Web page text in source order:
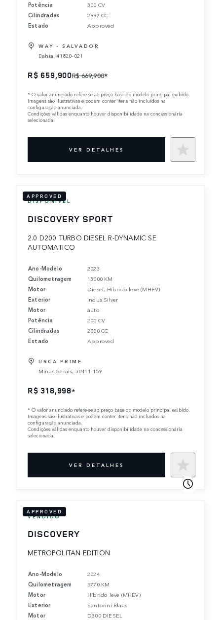
Potência
300 CV
Cilindradas
2997 CC
Estado
Approved
WAY - SALVADOR
Bahia, 41820-021
R$ 659,900R$ 669,900*
* O valor anunciado refere-se ao preço base do modelo principal exibido.
Imagens são ilustrativas e podem conter itens não incluídos na
configuração anunciada.
Condições válidas enquanto houver disponibilidade na concessionária
selecionada.
VER DETALHES
APPROVED
DISPONÍVEL
DISCOVERY SPORT
2.0 D200 TURBO DIESEL R-DYNAMIC SE
AUTOMATICO
Ano-Modelo
2023
Quilometragem
13000 KM
Motor
Diesel, Híbrido leve (MHEV)
Exterior
Indus Silver
Motor
auto
Potência
200 CV
Cilindradas
2000 CC
Estado
Approved
URCA PRIME
Minas Gerais, 38411-159
R$ 318,998*
* O valor anunciado refere-se ao preço base do modelo principal exibido.
Imagens são ilustrativas e podem conter itens não incluídos na
configuração anunciada.
Condições válidas enquanto houver disponibilidade na concessionária
selecionada.
VER DETALHES
APPROVED
VENDIDO
DISCOVERY
METROPOLITAN EDITION
Ano-Modelo
2024
Quilometragem
5770 KM
Motor
Híbrido leve (MHEV)
Exterior
Santorini Black
Motor
D300 DIESEL